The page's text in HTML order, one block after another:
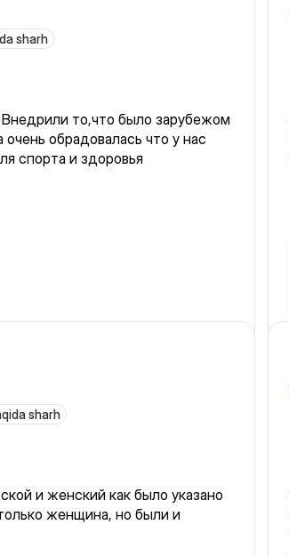
sharh
то,что было зарубежом
спорта и здоровья
sharh
и женский как было указано
женщина, но были и